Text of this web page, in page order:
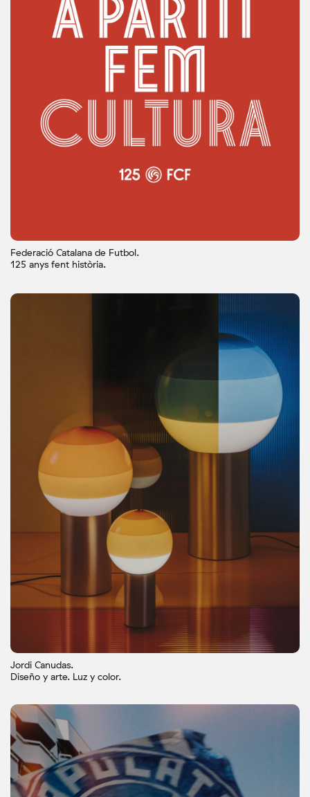
Federació Catalana de Futbol.
125 anys fent història.
Jordi Canudas.
Diseño y arte. Luz y color.